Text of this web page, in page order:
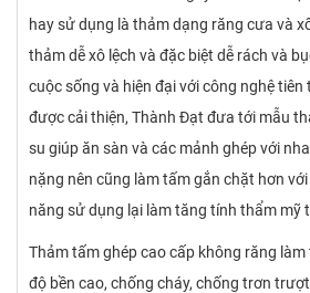
hay sử dụng là thảm dạng răng cưa và
thảm dễ xô lệch và đặc biệt dễ rách và
cuộc sống và hiện đại với công nghệ
được cải thiện, Thành Đạt đưa tới mẫu
su giúp ăn sàn và các mảnh ghép với
nặng nên cũng làm tấm gắn chặt hơn
năng sử dụng lại làm tăng tính thẩm mỹ
Thảm tấm ghép cao cấp không răng
độ bền cao, chống cháy, chống trơn